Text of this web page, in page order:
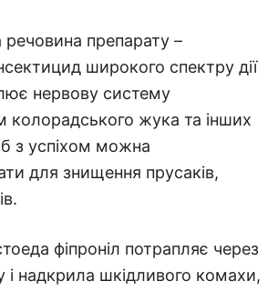
препарату –
широкого спектру дії
нервову систему
колорадського жука та інших
з успіхом можна
для знищення прусаків,
фіпроніл потрапляє через
і надкрила шкідливого комахи,